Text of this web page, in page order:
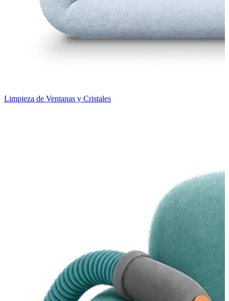
Limpieza de Ventanas y Cristales